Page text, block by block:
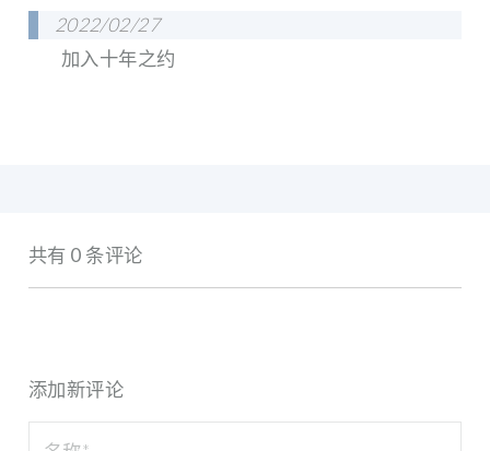
2022/02/27
加入十年之约
共有 0 条评论
添加新评论